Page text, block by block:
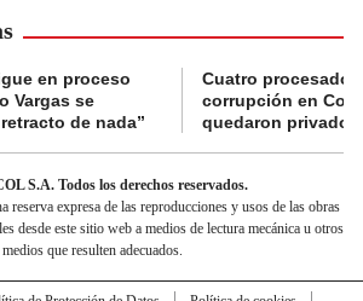
en proceso
Vargas se
de nada”
Cuatro
corrupción en
quedaron
S.A. Todos los derechos reservados.
expresa de las reproducciones y usos de las obras
desde este sitio web a medios de lectura mecánica u otros
medios que resulten adecuados.